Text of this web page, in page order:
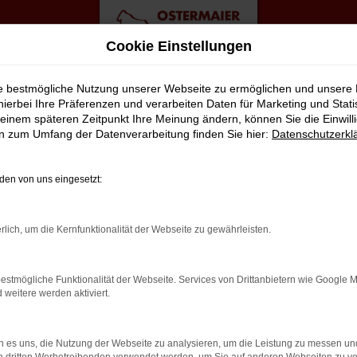
Top Angebote
FÜR BERLIN GEEIGNET
Dies ließe sich natürlich auch für andere Orte
und sind von der Qualität der Fahrzeuge begeistert.
dass jedes Auto in unserer Meisterwerkstatt gastiert und
von Berlin lassen. Ohne „Wenn und Aber“.
NETWORK ERROR
Cookie Einstellungen
bestmögliche Nutzung unserer Webseite zu ermöglichen und unsere
Ihre Präferenzen und verarbeiten Daten für Marketing und
späteren Zeitpunkt Ihre Meinung ändern, können Sie die
zum Umfang der Datenverarbeitung finden Sie hier:
von uns eingesetzt:
um die Kernfunktionalität der Webseite zu gewährleisten.
Funktionalität der Webseite. Services von Drittanbietern wie Google
weitere werden aktiviert.
es uns, die Nutzung der Webseite zu analysieren, um die Leistung zu messen